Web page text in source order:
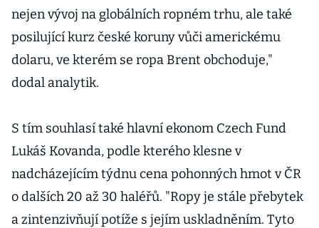
nejen vývoj na globálních ropném trhu, ale také
posilující kurz české koruny vůči americkému
dolaru, ve kterém se ropa Brent obchoduje,"
dodal analytik.
S tím souhlasí také hlavní ekonom Czech Fund
Lukáš Kovanda, podle kterého klesne v
nadcházejícím týdnu cena pohonných hmot v ČR
o dalších 20 až 30 haléřů. "Ropy je stále přebytek
a zintenzivňují potíže s jejím uskladněním. Tyto